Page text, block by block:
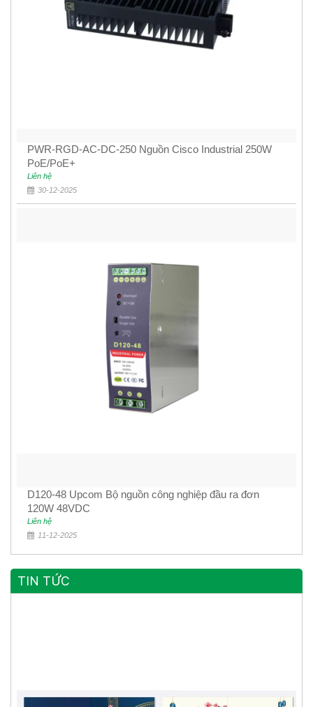
PWR-RGD-AC-DC-250 Nguồn Cisco Industrial 250W
PoE/PoE+
Liên hệ
30-12-2025
D120-48 Upcom Bộ nguồn công nghiệp đầu ra đơn
120W 48VDC
Liên hệ
11-12-2025
TIN TỨC